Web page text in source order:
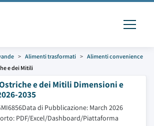
Alimenti trasformati
Alimenti convenience
e dei Mitili
e dei Mitili Dimensioni e
2035
Data di Pubblicazione: March 2026
PDF/Excel/Dashboard/Piattaforma